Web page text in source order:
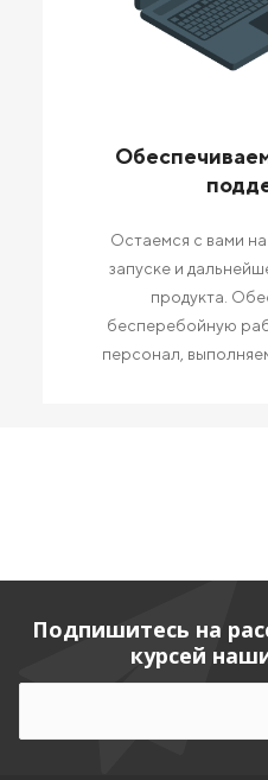
Остаемся с вами на
запуске и
продукта.
бесперебойную
персонал,
Подпишитесь на
курсей